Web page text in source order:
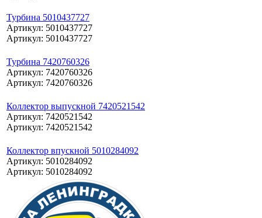
Турбина 5010437727
Артикул: 5010437727
Артикул: 5010437727
Турбина 7420760326
Артикул: 7420760326
Артикул: 7420760326
Коллектор выпускной 7420521542
Артикул: 7420521542
Артикул: 7420521542
Коллектор впускной 5010284092
Артикул: 5010284092
Артикул: 5010284092